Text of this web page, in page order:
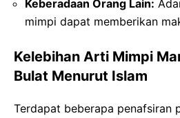
Keberadaan Orang Lain:
mimpi dapat memberikan
Kelebihan Arti Mimpi
Bulat Menurut Islam
Terdapat beberapa penafsiran